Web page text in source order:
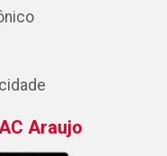
Araujo